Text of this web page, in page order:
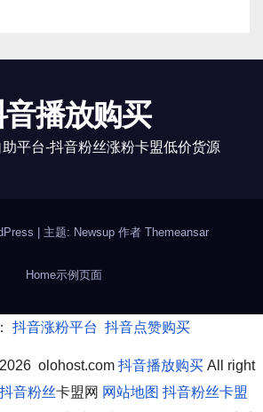
播放购买
平台-抖音粉丝涨粉卡盟低价货源
| 主题: Newsup 作者 Themeansar
Home示例页面
抖音涨粉平台 抖音点赞购买
olohost.com 抖音播放购买All right
抖音粉丝卡盟网 网站地图 抖音粉丝卡盟